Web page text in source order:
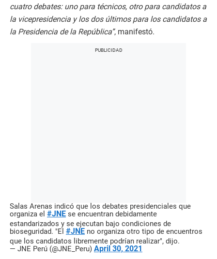
cuatro debates: uno para técnicos, otro para candidatos a
la vicepresidencia y los dos últimos para los candidatos a
la Presidencia de la República”, manifestó.
Salas Arenas indicó que los debates presidenciales que
organiza el #JNE se encuentran debidamente
estandarizados y se ejecutan bajo condiciones de
bioseguridad. "El #JNE no organiza otro tipo de encuentros
que los candidatos libremente podrían realizar", dijo.
— JNE Perú (@JNE_Peru) April 30, 2021